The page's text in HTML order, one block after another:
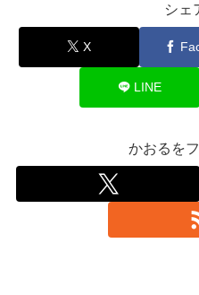
シェ
X
LINE
かおるを